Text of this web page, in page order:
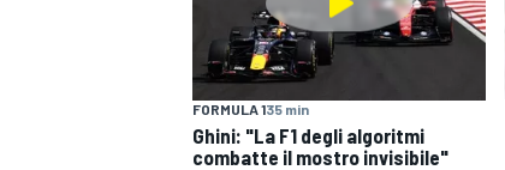
FORMULA 135 min
Ghini: "La F1 degli algoritmi
combatte il mostro invisibile"